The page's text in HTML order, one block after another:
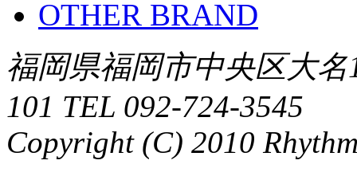
OTHER BRAND
福岡県福岡市中央区大
101 TEL 092-724-3545
Copyright (C) 2010